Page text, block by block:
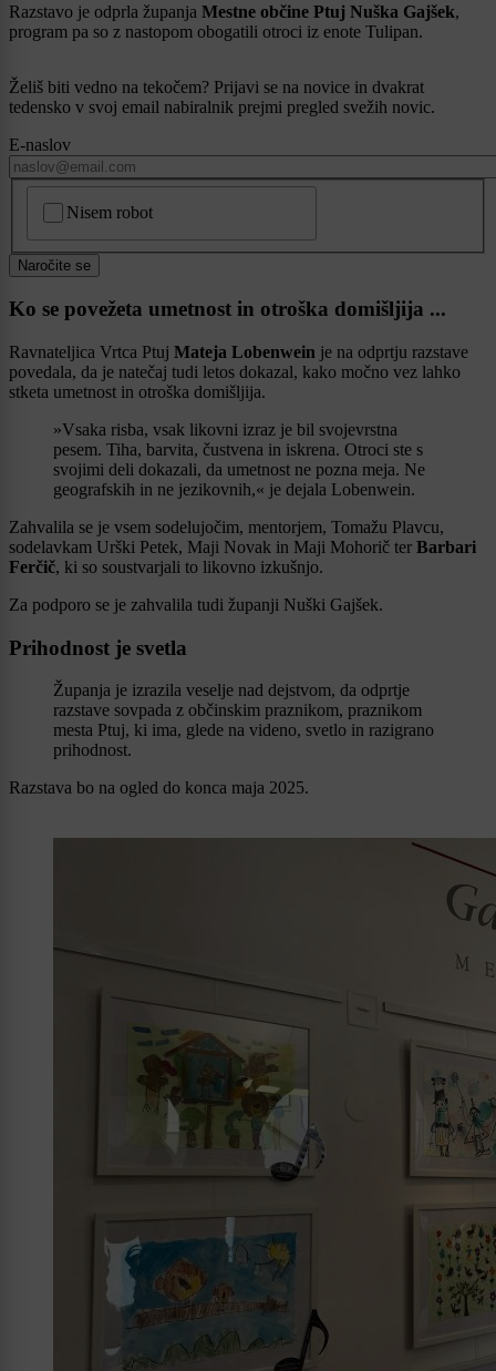
Razstavo je odprla županja Mestne občine Ptuj Nuška Gajšek,
program pa so z nastopom obogatili otroci iz enote Tulipan.
Želiš biti vedno na tekočem? Prijavi se na novice in dvakrat
tedensko v svoj email nabiralnik prejmi pregled svežih novic.
E-naslov
Nisem robot
Naročite se
Ko se povežeta umetnost in otroška domišljija ...
Ravnateljica Vrtca Ptuj Mateja Lobenwein je na odprtju razstave
povedala, da je natečaj tudi letos dokazal, kako močno vez lahko
stketa umetnost in otroška domišljija.
»Vsaka risba, vsak likovni izraz je bil svojevrstna
pesem. Tiha, barvita, čustvena in iskrena. Otroci ste s
svojimi deli dokazali, da umetnost ne pozna meja. Ne
geografskih in ne jezikovnih,« je dejala Lobenwein.
Zahvalila se je vsem sodelujočim, mentorjem, Tomažu Plavcu,
sodelavkam Urški Petek, Maji Novak in Maji Mohorič ter Barbari
Ferčič, ki so soustvarjali to likovno izkušnjo.
Za podporo se je zahvalila tudi županji Nuški Gajšek.
Prihodnost je svetla
Županja je izrazila veselje nad dejstvom, da odprtje
razstave sovpada z občinskim praznikom, praznikom
mesta Ptuj, ki ima, glede na videno, svetlo in razigrano
prihodnost.
Razstava bo na ogled do konca maja 2025.